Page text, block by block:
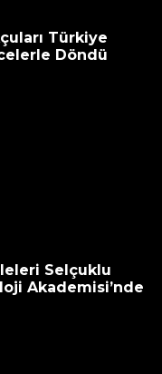
Türkiye
Döndü
Selçuklu
Akademisi’nde